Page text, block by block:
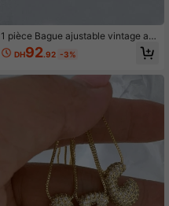
1 pièce Bague ajustable vintage av
ec portrait gaufré en forme de cœur
et couronne en zircone cubique, ac
mme, cadeau de charme quotidien
DH92.92 -3%